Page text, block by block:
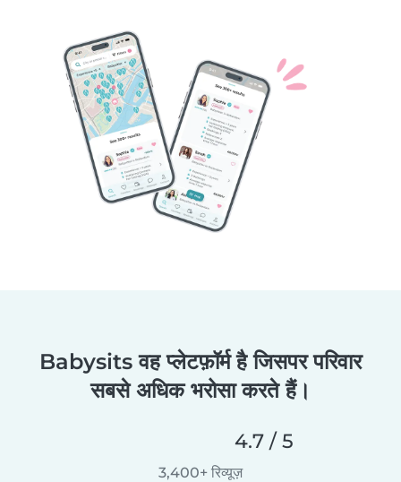
Babysits वह प्लेटफ़ॉर्म है जिसपर परिवार
सबसे अधिक भरोसा करते हैं।
4.7 / 5
3,400+ रिव्यूज़